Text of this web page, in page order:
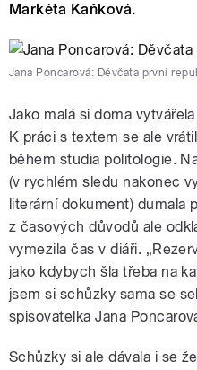
Markéta Kaňková.
Jana Poncarová: Děvčata první
Jako malá si doma
K práci s textem se ale
během studia politologie.
(v rychlém sledu nakonec
literární dokument) dumala
z časových důvodů ale
vymezila čas v diáři.
jako kdybych šla třeba na
jsem si schůzky sama se
spisovatelka Jana
Schůzky si ale dávala i se